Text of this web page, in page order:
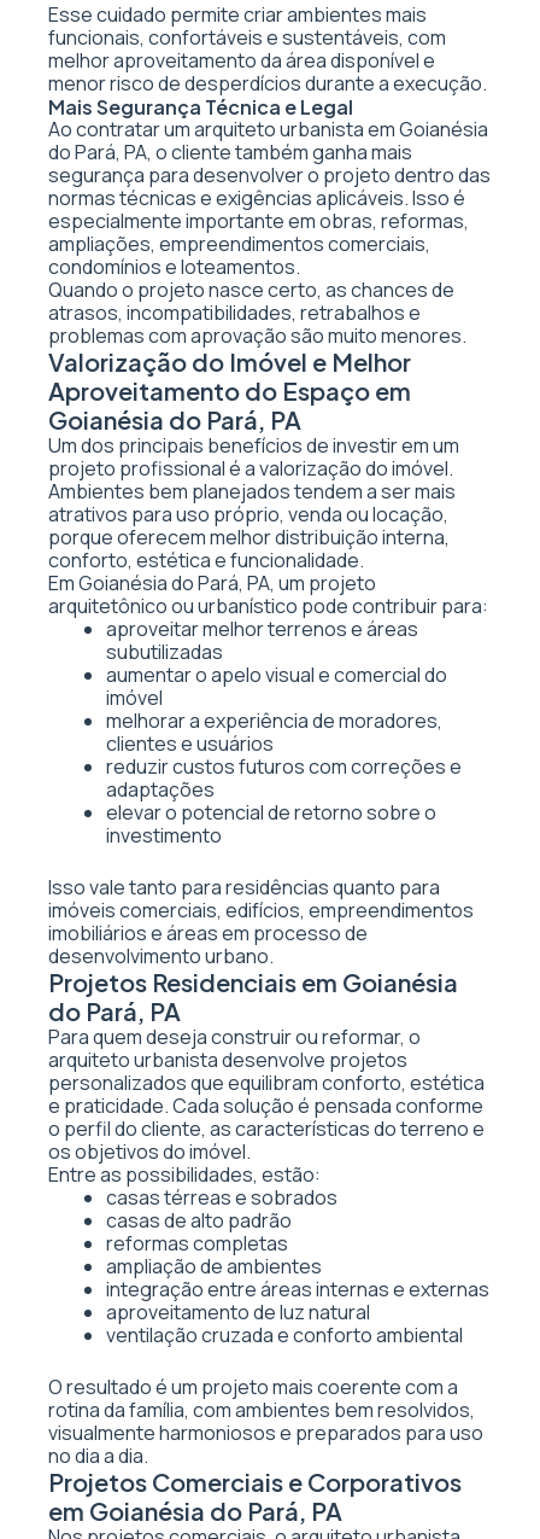
Esse cuidado permite criar ambientes mais
funcionais, confortáveis e sustentáveis, com
melhor aproveitamento da área disponível e
menor risco de desperdícios durante a execução.
Mais Segurança Técnica e Legal
Ao contratar um arquiteto urbanista em Goianésia
do Pará, PA, o cliente também ganha mais
segurança para desenvolver o projeto dentro das
normas técnicas e exigências aplicáveis. Isso é
especialmente importante em obras, reformas,
ampliações, empreendimentos comerciais,
condomínios e loteamentos.
Quando o projeto nasce certo, as chances de
atrasos, incompatibilidades, retrabalhos e
problemas com aprovação são muito menores.
Valorização do Imóvel e Melhor
Aproveitamento do Espaço em
Goianésia do Pará, PA
Um dos principais benefícios de investir em um
projeto profissional é a valorização do imóvel.
Ambientes bem planejados tendem a ser mais
atrativos para uso próprio, venda ou locação,
porque oferecem melhor distribuição interna,
conforto, estética e funcionalidade.
Em Goianésia do Pará, PA, um projeto
arquitetônico ou urbanístico pode contribuir para:
aproveitar melhor terrenos e áreas
subutilizadas
aumentar o apelo visual e comercial do
imóvel
melhorar a experiência de moradores,
clientes e usuários
reduzir custos futuros com correções e
adaptações
elevar o potencial de retorno sobre o
investimento
Isso vale tanto para residências quanto para
imóveis comerciais, edifícios, empreendimentos
imobiliários e áreas em processo de
desenvolvimento urbano.
Projetos Residenciais em Goianésia
do Pará, PA
Para quem deseja construir ou reformar, o
arquiteto urbanista desenvolve projetos
personalizados que equilibram conforto, estética
e praticidade. Cada solução é pensada conforme
o perfil do cliente, as características do terreno e
os objetivos do imóvel.
Entre as possibilidades, estão:
casas térreas e sobrados
casas de alto padrão
reformas completas
ampliação de ambientes
integração entre áreas internas e externas
aproveitamento de luz natural
ventilação cruzada e conforto ambiental
O resultado é um projeto mais coerente com a
rotina da família, com ambientes bem resolvidos,
visualmente harmoniosos e preparados para uso
no dia a dia.
Projetos Comerciais e Corporativos
em Goianésia do Pará, PA